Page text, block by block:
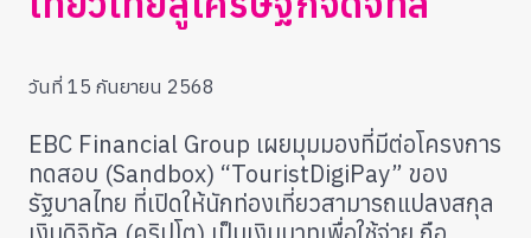
วันที่ 15 กันยายน 2568
EBC Financial Group เผยมุมมองที่มีต่อโครงการ
ทดสอบ (Sandbox) “TouristDigiPay” ของ
รัฐบาลไทย ที่เปิดให้นักท่องเที่ยวสามารถแปลงสกุล